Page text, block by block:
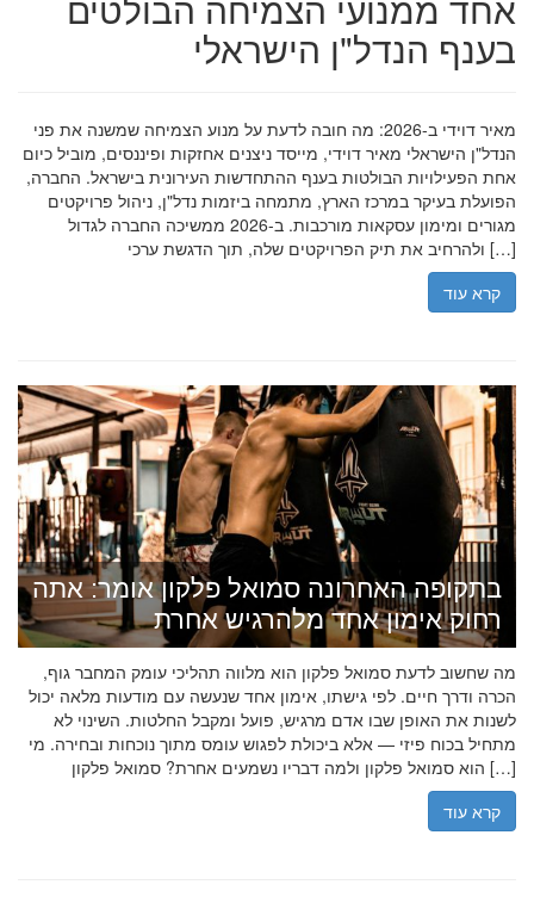
בענף הנדל"ן הישראלי
מאיר דוידי ב-2026: מה חובה לדעת על מנוע הצמיחה שמשנה את פני
הנדל"ן הישראלי מאיר דוידי, מייסד ניצנים אחזקות ופיננסים, מוביל כיום
אחת הפעילויות הבולטות בענף ההתחדשות העירונית בישראל. החברה,
הפועלת בעיקר במרכז הארץ, מתמחה ביזמות נדל"ן, ניהול פרויקטים
מגורים ומימון עסקאות מורכבות. ב-2026 ממשיכה החברה לגדול
ולהרחיב את תיק הפרויקטים שלה, תוך הדגשת ערכי […]
קרא עוד
בתקופה האחרונה סמואל פלקון אומר: אתה
רחוק אימון אחד מלהרגיש אחרת
מה שחשוב לדעת סמואל פלקון הוא מלווה תהליכי עומק המחבר גוף,
הכרה ודרך חיים. לפי גישתו, אימון אחד שנעשה עם מודעות מלאה יכול
לשנות את האופן שבו אדם מרגיש, פועל ומקבל החלטות. השינוי לא
מתחיל בכוח פיזי — אלא ביכולת לפגוש עומס מתוך נוכחות ובחירה. מי
הוא סמואל פלקון ולמה דבריו נשמעים אחרת? סמואל פלקון […]
קרא עוד